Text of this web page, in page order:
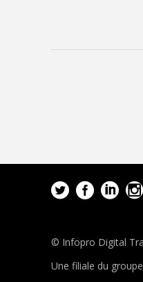
© Infopro Digital
Une filiale du